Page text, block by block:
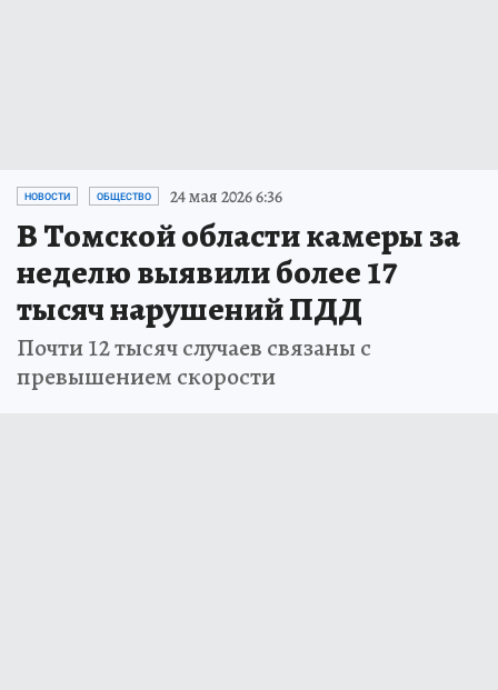
НОВОСТИ ОБЩЕСТВО 24 мая 2026 6:36
В Томской области камеры за
неделю выявили более 17
тысяч нарушений ПДД
Почти 12 тысяч случаев связаны с
превышением скорости